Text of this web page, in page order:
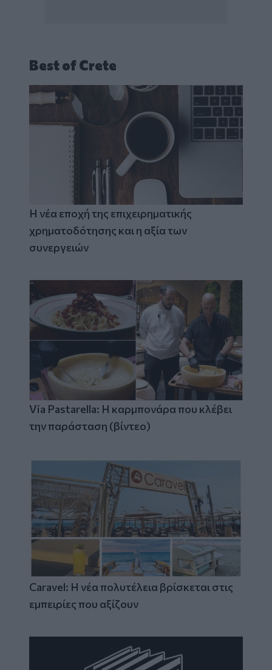
Best of Crete
Η νέα εποχή της επιχειρηματικής
χρηματοδότησης και η αξία των
συνεργειών
Via Pastarella: Η καρμπονάρα που κλέβει
την παράσταση (βίντεο)
Caravel: Η νέα πολυτέλεια βρίσκεται στις
εμπειρίες που αξίζουν